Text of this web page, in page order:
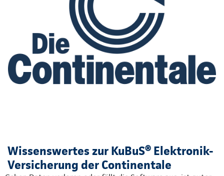
Wissenswertes zur KuBuS® Elektronik-
Versicherung der Continentale